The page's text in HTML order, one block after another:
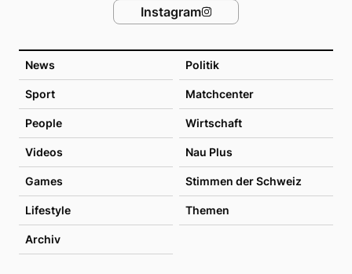
News Politik
Sport Matchcenter
People Wirtschaft
Videos Nau Plus
Games Stimmen der Schweiz
Lifestyle Themen
Archiv
Instagram